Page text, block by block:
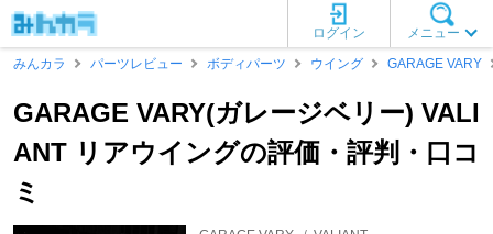
メニュー
ログイン
みんカラ
パーツレビュー ボディパーツ ウイング GARAGE VARY
GARAGE VARY(ガレージベリー) VALI
ANT リアウイングの評価・評判・口コ
ミ